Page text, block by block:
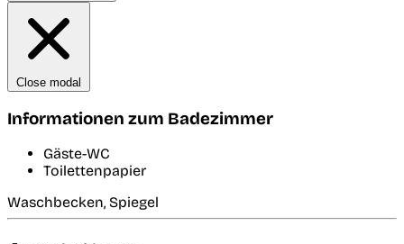
Close modal
Informationen zum Badezimmer
Gäste-WC
Toilettenpapier
Waschbecken, Spiegel